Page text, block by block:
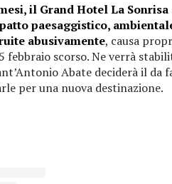
il Grand Hotel La
paesaggistico,
abusivamente, causa
febbraio scorso. Ne verrà
Abate deciderà il da
per una nuova destinazione.